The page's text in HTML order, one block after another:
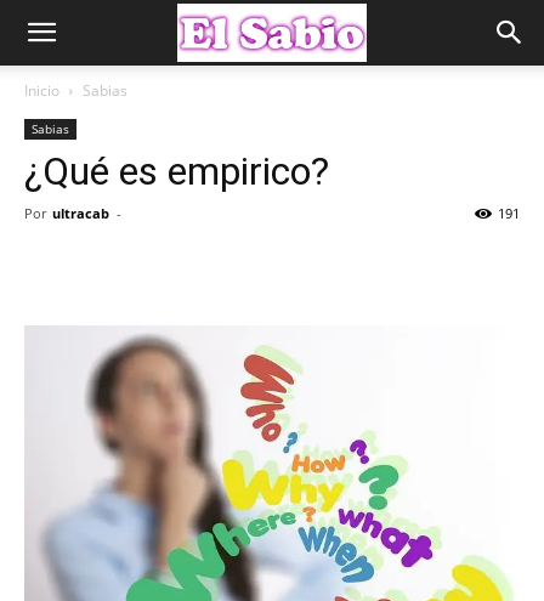
Inicio Sabias
Sabias
¿Qué es empirico?
Por ultracab - 191